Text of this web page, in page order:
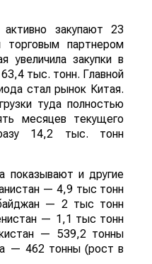
активно закупают 23
партнером
увеличила закупки в
тыс. тонн. Главной
стал рынок Китая.
туда полностью
месяцев текущего
14,2 тыс. тонн
показывают и другие
— 4,9 тыс тонн
— 2 тыс тонн
— 1,1 тыс тонн
— 539,2 тонны
— 462 тонны (рост в